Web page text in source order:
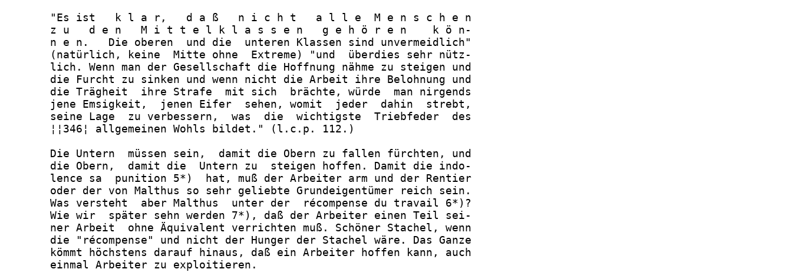
       "Es ist   k l a r,   d a ß   n i c h t   a l l e  M e n s c h e n
       z u   d e n   M i t t e l k l a s s e n   g e h ö r e n    k ö n-
       n e n.   Die oberen  und die  unteren Klassen sind unvermeidlich"
       (natürlich, keine  Mitte ohne  Extreme) "und  überdies sehr nütz-
       lich. Wenn man der Gesellschaft die Hoffnung nähme zu steigen und
       die Furcht zu sinken und wenn nicht die Arbeit ihre Belohnung und
       die Trägheit  ihre Strafe  mit sich  brächte, würde  man nirgends
       jene Emsigkeit,  jenen Eifer  sehen, womit  jeder  dahin  strebt,
       seine Lage  zu verbessern,  was  die  wichtigste  Triebfeder  des
       ¦¦346¦ allgemeinen Wohls bildet." (l.c.p. 112.)
       Die Untern  müssen sein,  damit die Obern zu fallen fürchten, und
       die Obern,  damit die  Untern zu  steigen hoffen. Damit die indo-
       lence sa  punition 5*)  hat, muß der Arbeiter arm und der Rentier
       oder der von Malthus so sehr geliebte Grundeigentümer reich sein.
       Was versteht  aber Malthus  unter der  récompense du travail 6*)?
       Wie wir  später sehn werden 7*), daß der Arbeiter einen Teil sei-
       ner Arbeit  ohne Äquivalent verrichten muß. Schöner Stachel, wenn
       die "récompense" und nicht der Hunger der Stachel wäre. Das Ganze
       kömmt höchstens darauf hinaus, daß ein Arbeiter hoffen kann, auch
       einmal Arbeiter zu exploitieren.